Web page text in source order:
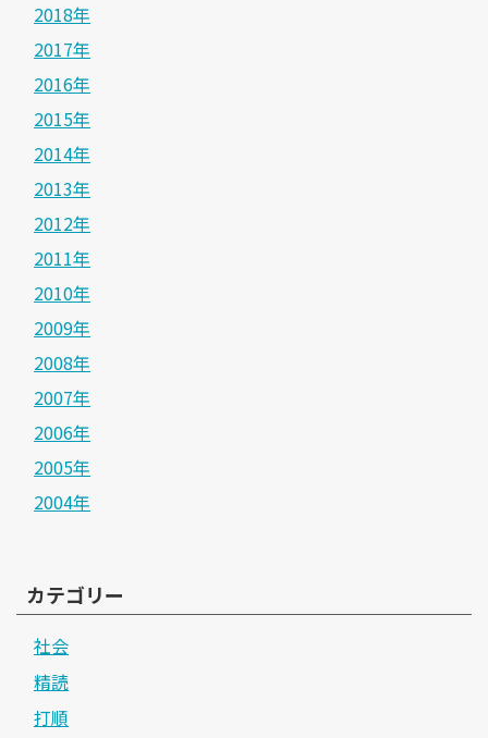
2018年
2017年
2016年
2015年
2014年
2013年
2012年
2011年
2010年
2009年
2008年
2007年
2006年
2005年
2004年
カテゴリー
社会
精読
打順